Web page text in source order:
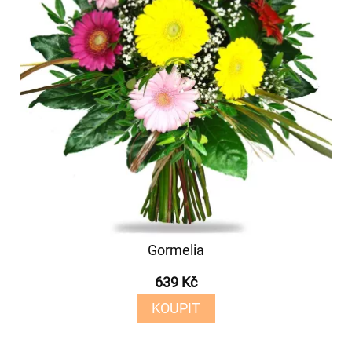
Gormelia
639 Kč
KOUPIT